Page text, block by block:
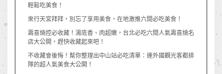
輕鬆吃美食！
來行天宮拜拜，別忘了享用美食，在地激推六間必吃美食！
壽喜燒控必收藏！湯底香、肉超嫩，台北必吃六間人氣壽喜燒名
店大公開，趕快收藏起來吧！
不收藏會後悔！幫你整理出中山站必吃清單：連外國觀光客都排
隊的超人氣美食大公開！